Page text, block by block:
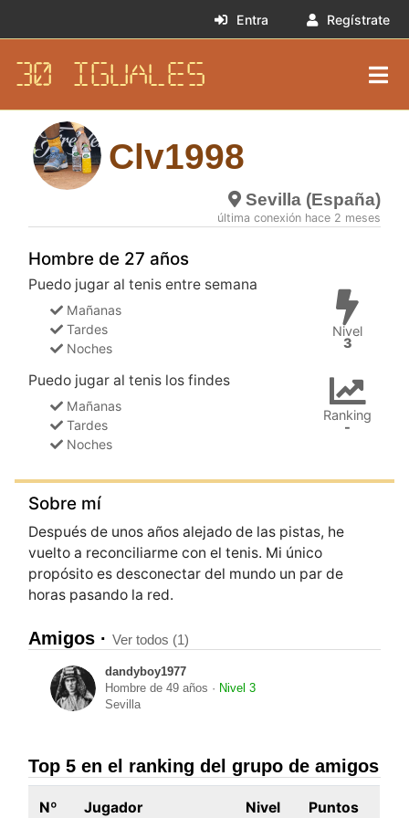
Entra Regístrate
30 IGUALES
Clv1998
Sevilla (España)
última conexión hace 2 meses
Hombre de 27 años
Puedo jugar al tenis entre semana
Mañanas
Tardes
Noches
Puedo jugar al tenis los findes
Mañanas
Tardes
Noches
Nivel
3
Ranking
-
Sobre mí
Después de unos años alejado de las pistas, he
vuelto a reconciliarme con el tenis. Mi único
propósito es desconectar del mundo un par de
horas pasando la red.
Amigos ·Ver todos (1)
dandyboy1977
Hombre de 49 años · Nivel 3
Sevilla
Top 5 en el ranking del grupo de amigos
Nº Jugador Nivel Puntos